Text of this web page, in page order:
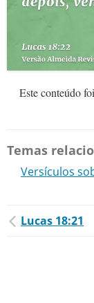
Este conteúdo
Temas
Versículos
Lucas 18:21